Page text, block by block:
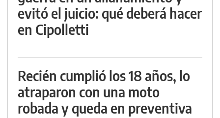
evitó el juicio: qué deberá hacer
en Cipolletti
Recién cumplió los 18 años, lo
atraparon con una moto
robada y queda en preventiva